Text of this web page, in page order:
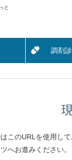
と
調剤
このURLを使用して
へお進みください。